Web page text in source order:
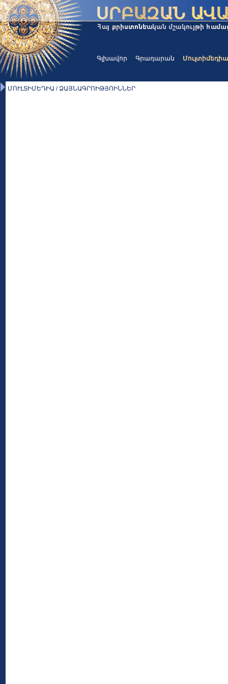
Գլխավոր Գրադարան Մուլտիմեդիա
ՄՈՒԼՏԻՄԵԴԻԱ / ՁԱՅՆԱԳՐՈԻԹՅՈԻՆՆԵՐ